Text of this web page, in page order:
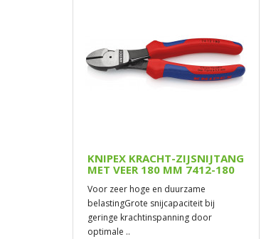
KNIPEX KRACHT-ZIJSNIJTANG
MET VEER 180 MM 7412-180
Voor zeer hoge en duurzame
belastingGrote snijcapaciteit bij
geringe krachtinspanning door
optimale ..